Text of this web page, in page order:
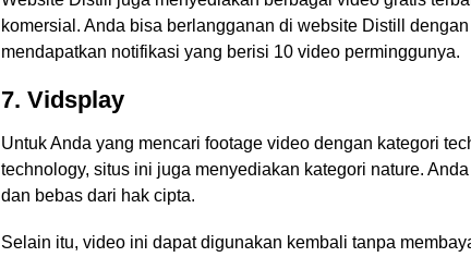
komersial. Anda bisa berlangganan di website Distill
mendapatkan notifikasi yang berisi 10 video perminggunya.
7. Vidsplay
Untuk Anda yang mencari footage video dengan kategori
technology, situs ini juga menyediakan kategori nature.
dan bebas dari hak cipta.
Selain itu, video ini dapat digunakan kembali tanpa